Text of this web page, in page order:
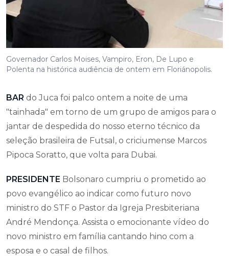
Governador Carlos Moises, Vampiro, Eron, De Lupo e
Polenta na histórica audiência de ontem em Floriánopolis.
BAR do Juca foi palco ontem a noite de uma
"tainhada" em torno de um grupo de amigos para o
jantar de despedida do nosso eterno técnico da
seleção brasileira de Futsal, o criciumense Marcos
Pipoca Soratto, que volta para Dubai.
PRESIDENTE Bolsonaro cumpriu o prometido ao
povo evangélico ao indicar como futuro novo
ministro do STF o Pastor da Igreja Presbiteriana
André Mendonça. Assista o emocionante vídeo do
novo ministro em família cantando hino com a
esposa e o casal de filhos.